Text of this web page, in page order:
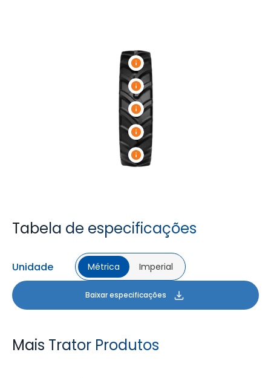
Tabela de especificações
Unidade Métrica Imperial
Baixar especificações
Mais Trator Produtos